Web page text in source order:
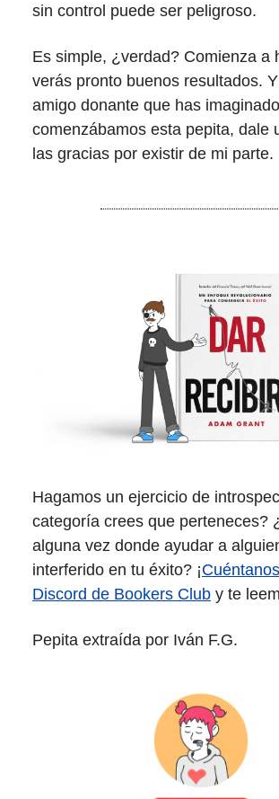
sin control puede ser peligroso.
Es simple, ¿verdad? Comienza a
verás pronto buenos resultados.
amigo donante que has
comenzábamos esta pepita, dale
las gracias por existir de mi parte.
Hagamos un ejercicio de
categoría crees que perteneces?
alguna vez donde ayudar a
interferido en tu éxito? ¡
Discord de Bookers Club y te
Pepita extraída por Iván F.G.